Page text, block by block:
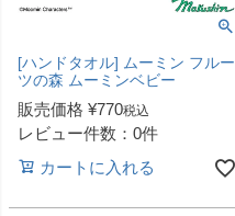
[ハンドタオル] ムーミン フルー
ツの森 ムーミンベビー
販売価格 ¥770税込
レビュー件数：0件
カートに入れる